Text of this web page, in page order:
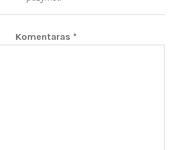
Komentaras *